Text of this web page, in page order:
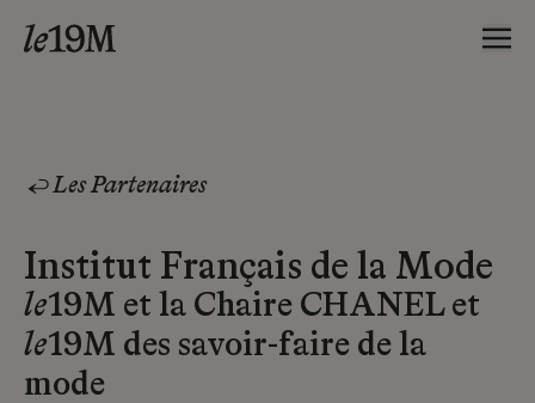
Les Partenaires
Institut Français de la Mode
le19M et la Chaire CHANEL et
le19M des savoir-faire de la
mode